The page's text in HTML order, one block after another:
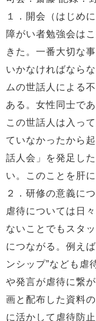
１．開会（はじめ
障がい者勉強会は
きた。一番大切な
いかなければなら
ムの世話人による
ある。女性同士で
この世話人は入っ
ていなかったから
話人会」を発足し
い。このことを肝
２．研修の意義に
虐待については日
ないことでもスタ
につながる。例えば
ンシップ”なども虐
や発言が虐待に繋
画と配布した資料
に活かして虐待防